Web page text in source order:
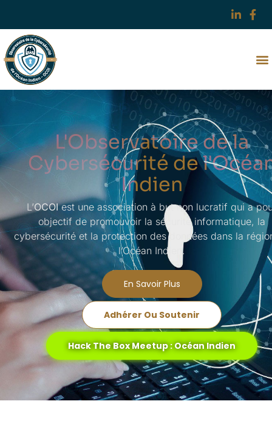
L'Observatoire de la
Cybersécurité de
Indien
L’OCOIest une association à but non lucratif quia
objectif de promouvoir la sécurité informatique, la
cybersécurité et la protection des données dans la
l’Océan Indien.
En Savoir Plus
Adhérer Ou Soutenir
Hack The Box Meetup : Océan Indien